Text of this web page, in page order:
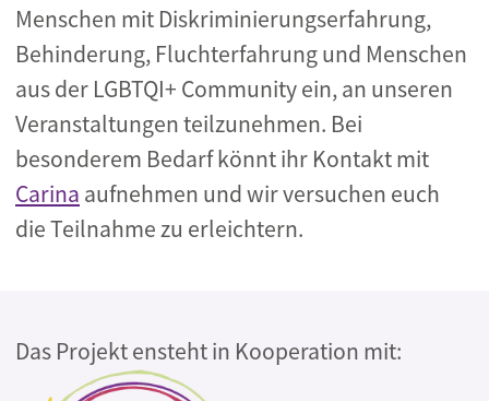
Menschen mit Diskriminierungserfahrung,
Behinderung, Fluchterfahrung und Menschen
aus der LGBTQI+ Community ein, an unseren
Veranstaltungen teilzunehmen. Bei
besonderem Bedarf könnt ihr Kontakt mit
Carina aufnehmen und wir versuchen euch
die Teilnahme zu erleichtern.
Das Projekt ensteht in Kooperation mit: